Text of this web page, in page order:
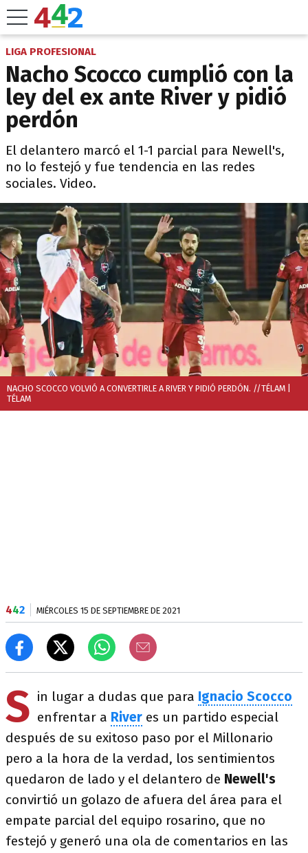
LIGA PROFESIONAL
Nacho Scocco cumplió con la
ley del ex ante River y pidió
perdón
El delantero marcó el 1-1 parcial para Newell's,
no lo festejó y fue tendencia en las redes
sociales. Video.
NACHO SCOCCO VOLVIÓ A CONVERTIRLE A RIVER Y PIDIÓ PERDÓN. //TÉLAM
TÉLAM
442 MIÉRCOLES 15 DE SEPTIEMBRE DE 2021
S in lugar a dudas que para Ignacio Scocco
enfrentar a River es un partido especial
después de su exitoso paso por el Millonario
pero a la hora de la verdad, los sentimientos
quedaron de lado y el delantero de Newell's
convirtió un golazo de afuera del área para el
empate parcial del equipo rosarino, que no
festejó y generó una ola de comentarios en las